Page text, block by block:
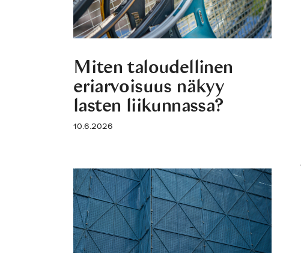
Miten taloudellinen
eriarvoisuus näkyy
lasten liikunnassa?
10.6.2026